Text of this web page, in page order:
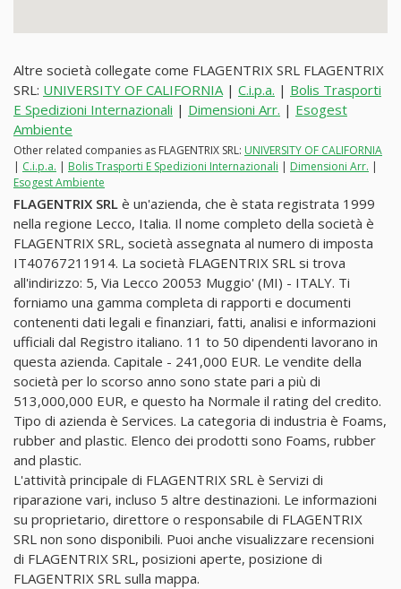
Altre società collegate come FLAGENTRIX SRL FLAGENTRIX
SRL: UNIVERSITY OF CALIFORNIA | C.i.p.a. | Bolis Trasporti
E Spedizioni Internazionali | Dimensioni Arr. | Esogest
Ambiente
Other related companies as FLAGENTRIX SRL: UNIVERSITY OF CALIFORNIA
| C.i.p.a. | Bolis Trasporti E Spedizioni Internazionali | Dimensioni Arr. |
Esogest Ambiente
FLAGENTRIX SRL è un'azienda, che è stata registrata 1999
nella regione Lecco, Italia. Il nome completo della società è
FLAGENTRIX SRL, società assegnata al numero di imposta
IT40767211914. La società FLAGENTRIX SRL si trova
all'indirizzo: 5, Via Lecco 20053 Muggio' (MI) - ITALY. Ti
forniamo una gamma completa di rapporti e documenti
contenenti dati legali e finanziari, fatti, analisi e informazioni
ufficiali dal Registro italiano. 11 to 50 dipendenti lavorano in
questa azienda. Capitale - 241,000 EUR. Le vendite della
società per lo scorso anno sono state pari a più di
513,000,000 EUR, e questo ha Normale il rating del credito.
Tipo di azienda è Services. La categoria di industria è Foams,
rubber and plastic. Elenco dei prodotti sono Foams, rubber
and plastic.
L'attività principale di FLAGENTRIX SRL è Servizi di
riparazione vari, incluso 5 altre destinazioni. Le informazioni
su proprietario, direttore o responsabile di FLAGENTRIX
SRL non sono disponibili. Puoi anche visualizzare recensioni
di FLAGENTRIX SRL, posizioni aperte, posizione di
FLAGENTRIX SRL sulla mappa.